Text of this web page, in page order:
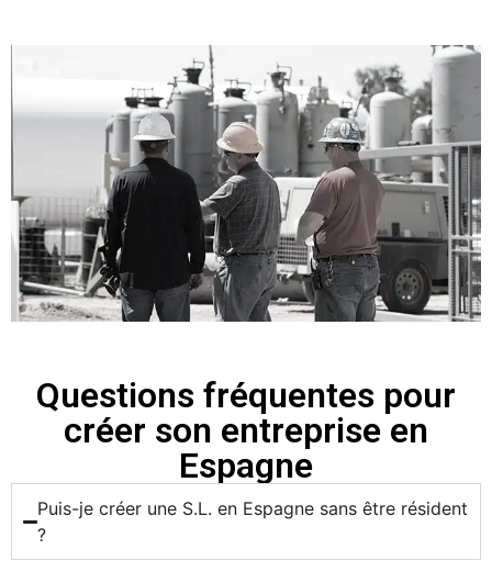
Questions fréquentes pour
créer son entreprise en
Espagne
Puis-je créer une S.L. en Espagne sans être résident
?